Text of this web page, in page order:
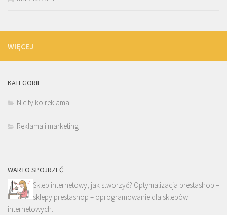
WIĘCEJ
KATEGORIE
Nie tylko reklama
Reklama i marketing
WARTO SPOJRZEĆ
Sklep internetowy, jak stworzyć? Optymalizacja prestashop –
sklepy prestashop – oprogramowanie dla sklepów
internetowych.